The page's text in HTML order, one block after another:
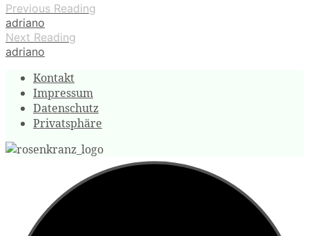
Previous Reading
adriano
Next Reading
adriano
Kontakt
Impressum
Datenschutz
Privatsphäre